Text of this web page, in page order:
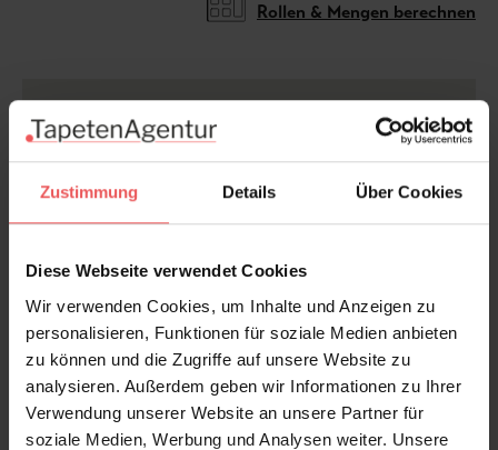
Zustimmung Details Über Cookies
Diese Webseite verwendet Cookies
Wir verwenden Cookies, um Inhalte und Anzeigen zu
personalisieren, Funktionen für soziale Medien anbieten
zu können und die Zugriffe auf unsere Website zu
analysieren. Außerdem geben wir Informationen zu Ihrer
Verwendung unserer Website an unsere Partner für
soziale Medien, Werbung und Analysen weiter. Unsere
Rollen & Mengen berechnen
Details aus Stein inspiriert. Die Tapete zeigt Engel, die
an Renaissance-Skulpturen und Kathedralen erinnern
und den Effekt einer exquisit geschnitzten, verzierten
begrünten Innenhofs.
Maße des Musters: 90 cm B x 333 cm H
(Anmerkungen: Sie können den "einfachen
Betonbereich" so zuschneiden, dass der untere und
obere "verzierte Rand" auf der gewünschten Höhe
positioniert werden kann.)